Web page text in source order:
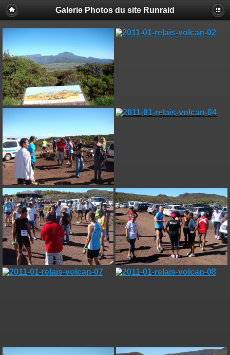
Galerie Photos du site Runraid